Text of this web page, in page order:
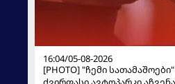
16:04/05-08-2026
[PHOTO] "ჩემი